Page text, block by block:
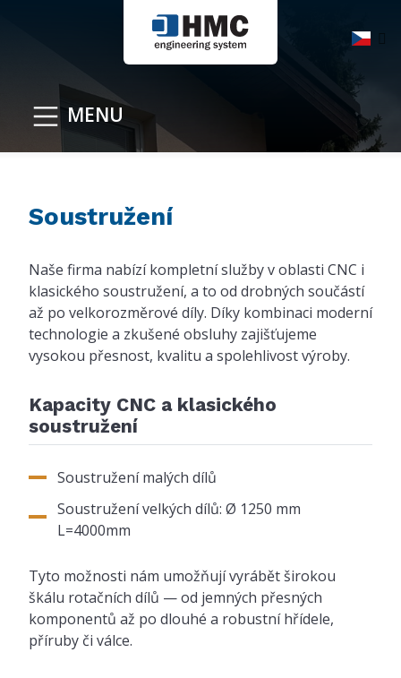
MENU
Soustružení
Naše firma nabízí kompletní služby v oblasti CNC i
klasického soustružení, a to od drobných součástí
až po velkorozměrové díly. Díky kombinaci moderní
technologie a zkušené obsluhy zajišťujeme
vysokou přesnost, kvalitu a spolehlivost výroby.
Kapacity CNC a klasického
soustružení
Soustružení malých dílů
Soustružení velkých dílů: Ø 1250 mm
L=4000mm
Tyto možnosti nám umožňují vyrábět širokou
škálu rotačních dílů — od jemných přesných
komponentů až po dlouhé a robustní hřídele,
příruby či válce.